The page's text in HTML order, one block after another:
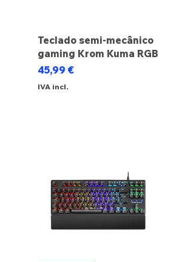
Teclado semi-mecânico
gaming Krom Kuma RGB
Preço
45,99 €
IVA incl.